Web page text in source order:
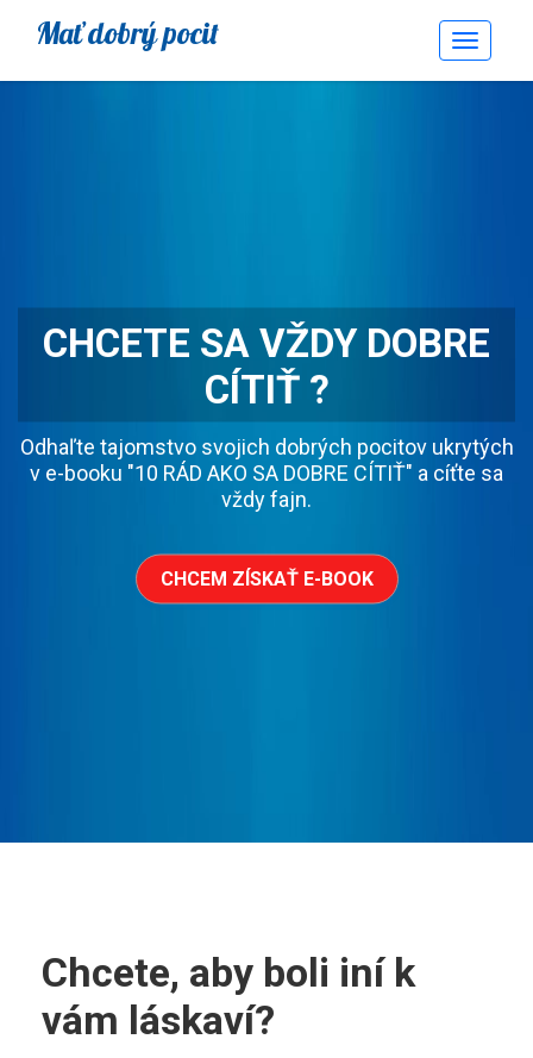
CHCETE SA VŽDY DOBRE
CÍTIŤ ?
Odhaľte tajomstvo svojich dobrých pocitov ukrytých
v e-booku "10 RÁD AKO SA DOBRE CÍTIŤ" a cíťte sa
vždy fajn.
CHCEM ZÍSKAŤ E-BOOK
Mať dobrý pocit
Toggle
Chcete, aby boli iní k
vám láskaví?